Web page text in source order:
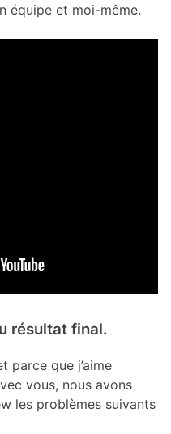
équipe et moi-même.
résultat final.
parce que j’aime
vous, nous avons
les problèmes suivants